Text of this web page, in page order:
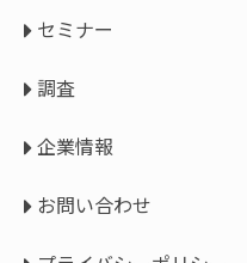
セミナー
調査
企業情報
お問い合わせ